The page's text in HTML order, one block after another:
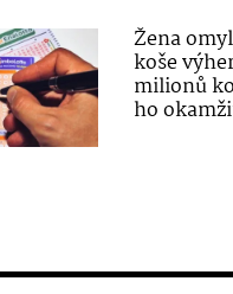
Žena
koše
milionů
ho